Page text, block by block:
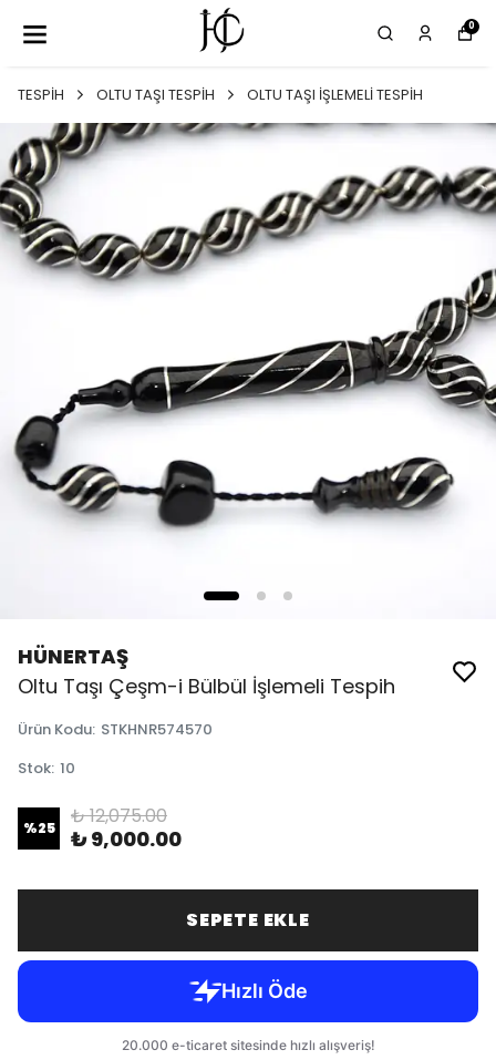
0
TESPİH OLTU TAŞI TESPİH OLTU TAŞI İŞLEMELİ TESPİH
HÜNERTAŞ
Oltu Taşı Çeşm-i Bülbül İşlemeli Tespih
Ürün Kodu: STKHNR574570
Stok: 10
%25 ₺ 12,075.00
₺ 9,000.00
SEPETE EKLE